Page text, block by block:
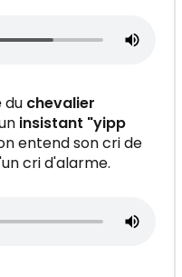
du chevalier
insistant "yipp
entend son cri de
cri d'alarme.